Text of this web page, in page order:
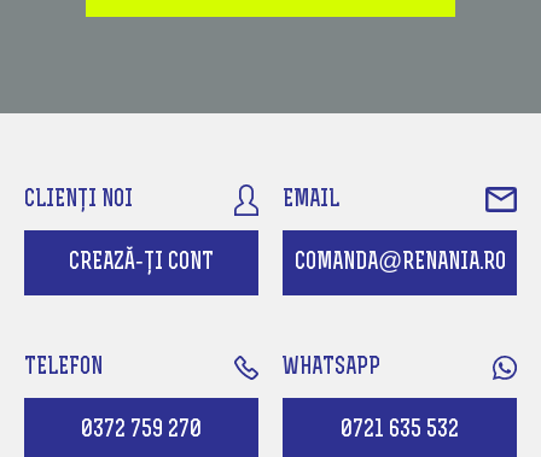
CLIENȚI NOI
CREAZĂ-ȚI CONT
EMAIL
COMANDA@RENANIA.RO
TELEFON
0372 759 270
WHATSAPP
0721 635 532